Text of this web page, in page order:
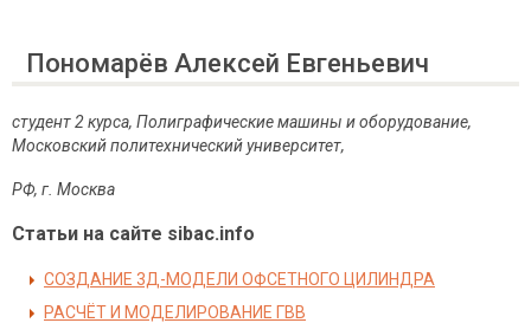
Пономарёв Алексей Евгеньевич
студент 2 курса, Полиграфические машины и оборудование,
Московский политехнический университет,
РФ, г. Москва
Статьи на сайте sibac.info
СОЗДАНИЕ 3Д-МОДЕЛИ ОФСЕТНОГО ЦИЛИНДРА
РАСЧЁТ И МОДЕЛИРОВАНИЕ ГВВ